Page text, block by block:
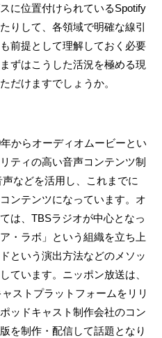
に位置付けられているSpotify
りして、各領域で明確な線引
前提として理解しておく必要
ずはこうした活況を極める現
だけますでしょうか。
からオーディオムービーとい
ティの高い音声コンテンツ制
などを活用し、これまでに
ンテンツになっています。オ
は、TBSラジオが中心となっ
・ラボ」という組織を立ち上
という演出方法などのメソッ
ています。ニッポン放送は、
ストプラットフォームをリリ
ッドキャスト制作会社のコン
を制作・配信して話題となり